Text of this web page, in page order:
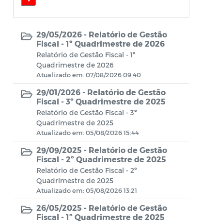
Quadro de Pessoal
Documentos
Atos da Presidência
Estrutura Organizacional
Quadro de Terceirizados
Estagiários
Decisão da apreciação ou julgamento
das contas pelo Tribunal de Contas
Obras
29/05/2026 - Relatório de Gestão
Fiscal - 1º Quadrimestre de 2026
Relatório de Gestão Fiscal - 1º
Quadrimestre de 2026
Atualizado em: 07/08/2026 09:40
29/01/2026 - Relatório de Gestão
Fiscal - 3º Quadrimestre de 2025
Relatório de Gestão Fiscal - 3º
Quadrimestre de 2025
Atualizado em: 05/08/2026 15:44
29/09/2025 - Relatório de Gestão
Fiscal - 2º Quadrimestre de 2025
Relatório de Gestão Fiscal - 2º
Quadrimestre de 2025
Atualizado em: 05/08/2026 13:21
26/05/2025 - Relatório de Gestão
Fiscal - 1º Quadrimestre de 2025